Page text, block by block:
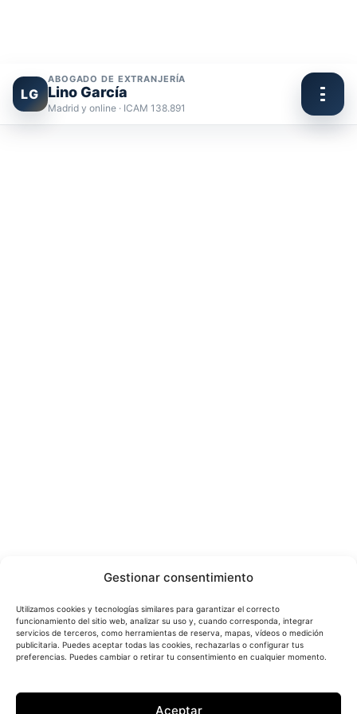
Gestionar consentimiento
Utilizamos cookies y tecnologías similares para garantizar el correcto
funcionamiento del sitio web, analizar su uso y, cuando corresponda, integrar
servicios de terceros, como herramientas de reserva, mapas, vídeos o medición
publicitaria. Puedes aceptar todas las cookies, rechazarlas o configurar tus
preferencias. Puedes cambiar o retirar tu consentimiento en cualquier momento.
Aceptar
LG
ABOGADO DE EXTRANJERÍA
Lino García
Madrid y online · ICAM 138.891